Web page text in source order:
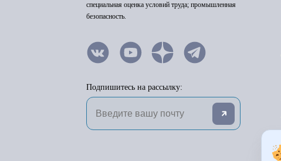
специальная оценка условий труда; промышленная
безопасность.
Подпишитесь на рассылку: